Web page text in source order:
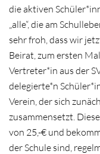
die aktiven
„alle“, die am
sehr froh, dass wir
Beirat, zum ersten
Vertreter*in aus der
delegierte*n
Verein, der sich
zusammensetzt.
von 25,-€ und
der Schule sind,